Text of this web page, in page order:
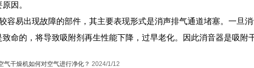
因。
容易出现故障的部件，其主要表现形式是消声排气通道堵塞。一旦
命的，将导致吸附剂再生性能下降，过早老化。因此消音器是吸附
气干燥机如何对空气进行净化？ 2024/1/12